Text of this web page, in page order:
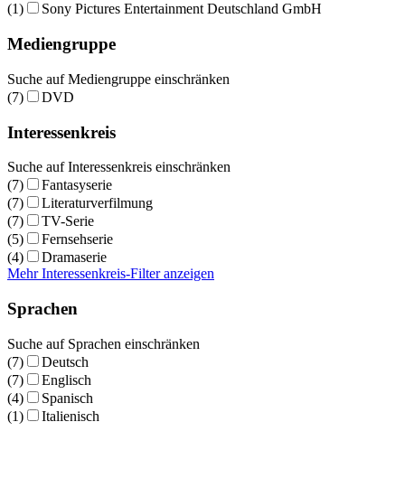
(1)
Sony Pictures Entertainment Deutschland GmbH
Mediengruppe
Suche auf Mediengruppe einschränken
(7)
DVD
Interessenkreis
Suche auf Interessenkreis einschränken
(7)
Fantasyserie
(7)
Literaturverfilmung
(7)
TV-Serie
(5)
Fernsehserie
(4)
Dramaserie
Mehr Interessenkreis-Filter anzeigen
Sprachen
Suche auf Sprachen einschränken
(7)
Deutsch
(7)
Englisch
(4)
Spanisch
(1)
Italienisch